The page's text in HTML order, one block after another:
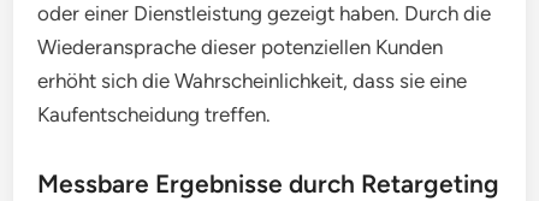
oder einer Dienstleistung gezeigt haben. Durch die
Wiederansprache dieser potenziellen Kunden
erhöht sich die Wahrscheinlichkeit, dass sie eine
Kaufentscheidung treffen.
Messbare Ergebnisse durch Retargeting